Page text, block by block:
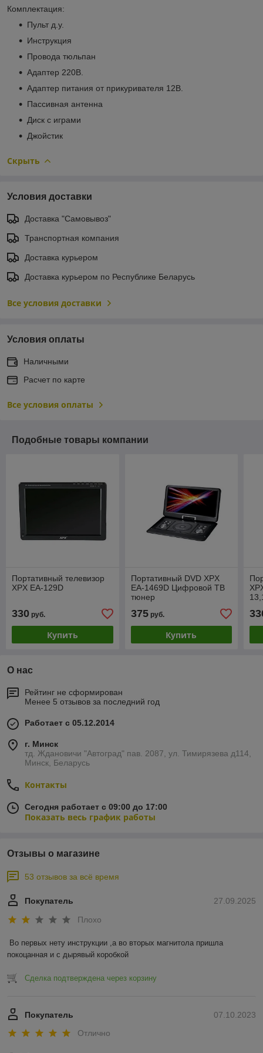
Комплектация:
Пульт д.у.
Инструкция
Провода тюльпан
Адаптер 220В.
Адаптер питания от прикуривателя 12В.
Пассивная антенна
Диск с играми
Джойстик
Скрыть
Условия доставки
Доставка "Самовывоз"
Транспортная компания
Доставка курьером
Доставка курьером по Республике Беларусь
Все условия доставки
Условия оплаты
Наличными
Расчет по карте
Все условия оплаты
Подобные товары компании
Портативный телевизор
XPX EA-129D
330 руб.
Купить
Портативный DVD XPX
EA-1469D Цифровой ТВ
тюнер
375руб.
Купить
О нас
Рейтинг не сформирован
Менее 5 отзывов за последний год
Работает с 05.12.2014
г. Минск
тд. Ждановичи "Автоград" пав. 2087, ул. Тимирязева д114,
Минск, Беларусь
Контакты
Сегодня работает с 09:00 до 17:00
Показать весь график работы
Отзывы о магазине
53 отзывов за всё время
27.09.2025
Покупатель
Плохо
Во первых нету инструкции ,а во вторых магнитола пришла
покоцанная и с дырявый коробкой
Сделка подтверждена через корзину
07.10.2023
Покупатель
Отлично